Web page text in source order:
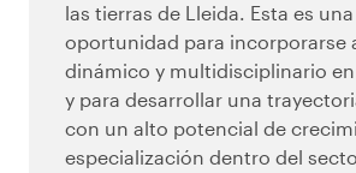
las tierras de Lleida. Esta es
oportunidad para incorporarse
dinámico y multidisciplinario
y para desarrollar una
con un alto potencial de
especialización dentro del